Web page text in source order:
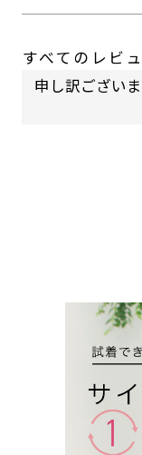
すべてのレビ
申し訳ござい